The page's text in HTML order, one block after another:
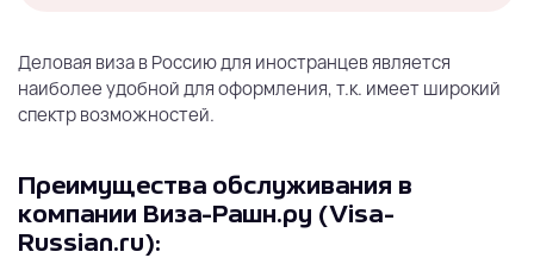
Деловая виза в Россию для иностранцев является
наиболее удобной для оформления, т.к. имеет широкий
спектр возможностей.
Преимущества обслуживания в
компании Виза-Рашн.ру (Visa-
Russian.ru):